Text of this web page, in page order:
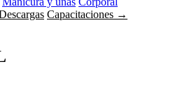
Capacitaciones →